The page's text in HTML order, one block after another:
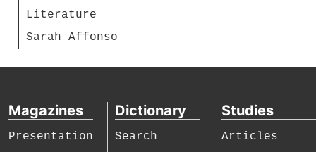
Literature
Sarah Affonso
Magazines
Presentation
Dictionary
Search
Studies
Articles